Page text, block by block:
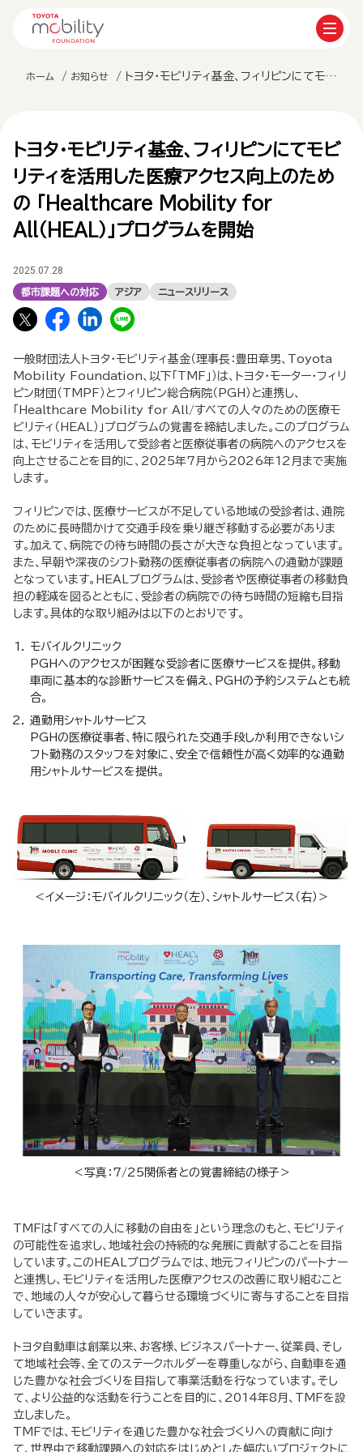
ホーム お知らせ トヨタ・モビリティ基金、フィリピンにてモビリティを活用した医療アクセス向上のための 「Healthcare Mobility For All（HEAL）」プログラムを開始
トヨタ・モビリティ基金、フィリピンにてモビ
リティを活用した医療アクセス向上のため
の 「Healthcare Mobility for
All（HEAL）」プログラムを開始
2025.07.28
都市課題への対応 アジア ニュースリリース
一般財団法人トヨタ・モビリティ基金（理事長：豊田章男、Toyota
Mobility Foundation、以下「TMF」）は、トヨタ・モーター・フィリ
ピン財団（TMPF）とフィリピン総合病院（PGH）と連携し、
「Healthcare Mobility for All/すべての人々のための医療モ
ビリティ（HEAL）」プログラムの覚書を締結しました。このプログラム
は、モビリティを活用して受診者と医療従事者の病院へのアクセスを
向上させることを目的に、2025年7月から2026年12月まで実施
します。
フィリピンでは、医療サービスが不足している地域の受診者は、通院
のために長時間かけて交通手段を乗り継ぎ移動する必要がありま
す。加えて、病院での待ち時間の長さが大きな負担となっています。
また、早朝や深夜のシフト勤務の医療従事者の病院への通勤が課題
となっています。HEALプログラムは、受診者や医療従事者の移動負
担の軽減を図るとともに、受診者の病院での待ち時間の短縮も目指
します。具体的な取り組みは以下のとおりです。
モバイルクリニック
PGHへのアクセスが困難な受診者に医療サービスを提供。移動
車両に基本的な診断サービスを備え、PGHの予約システムとも統
合。
通勤用シャトルサービス
PGHの医療従事者、特に限られた交通手段しか利用できないシ
フト勤務のスタッフを対象に、安全で信頼性が高く効率的な通勤
用シャトルサービスを提供。
＜イメージ：モバイルクリニック（左）、シャトルサービス（右）＞
＜写真：7/25関係者との覚書締結の様子＞
TMFは「すべての人に移動の自由を」という理念のもと、モビリティ
の可能性を追求し、地域社会の持続的な発展に貢献することを目指
しています。このHEALプログラムでは、地元フィリピンのパートナー
と連携し、モビリティを活用した医療アクセスの改善に取り組むこと
で、地域の人々が安心して暮らせる環境づくりに寄与することを目指
していきます。
トヨタ自動車は創業以来、お客様、ビジネスパートナー、従業員、そし
て地域社会等、全てのステークホルダーを尊重しながら、自動車を通
じた豊かな社会づくりを目指して事業活動を行なっています。そし
て、より公益的な活動を行うことを目的に、2014年8月、TMFを設
立しました。
TMFでは、モビリティを通じた豊かな社会づくりへの貢献に向け
て、世界中で移動課題への対応をはじめとした幅広いプロジェクトに